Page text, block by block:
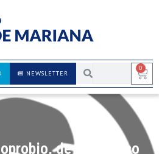
0
NEWSLETTER
de ser blanco